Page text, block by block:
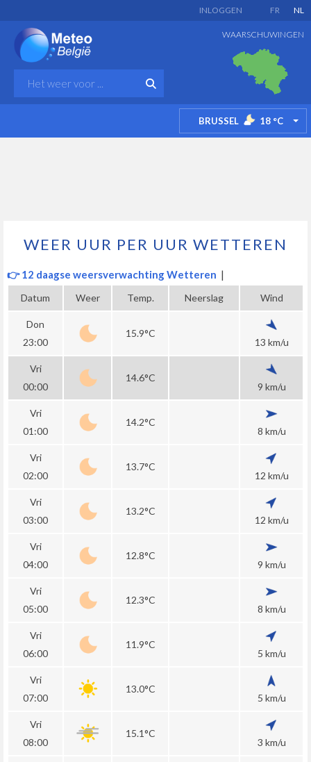
FR NL
INLOGGEN
WAARSCHUWINGEN
BRUSSEL 18 °C
WEER UUR PER UUR WETTEREN
👉 12 daagse weersverwachting Wetteren |
Datum Weer Temp. Neerslag Wind
Don
23:00
15.9°C
13 km/u
Vri
00:00
14.6°C
9 km/u
Vri
01:00
14.2°C
8 km/u
Vri
02:00
13.7°C
12 km/u
Vri
03:00
13.2°C
12 km/u
Vri
04:00
12.8°C
9 km/u
Vri
05:00
12.3°C
8 km/u
Vri
06:00
11.9°C
5 km/u
Vri
07:00
13.0°C
5 km/u
Vri
08:00
15.1°C
3 km/u